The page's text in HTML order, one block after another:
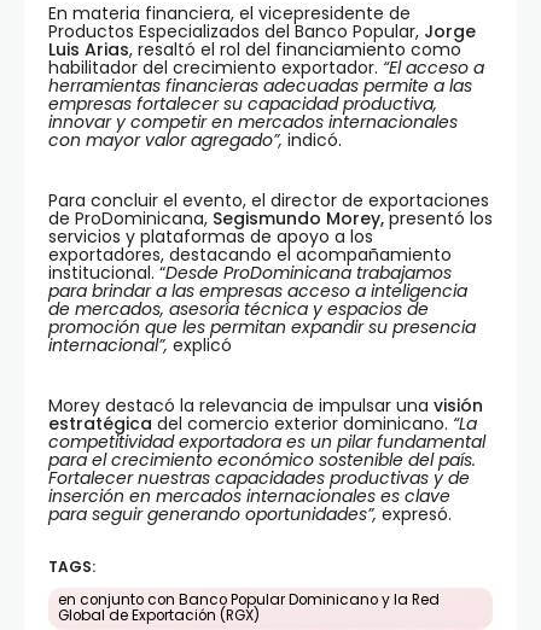
En materia financiera, el vicepresidente de
Productos Especializados del Banco Popular, Jorge
Luis Arias, resaltó el rol del financiamiento como
habilitador del crecimiento exportador. “El acceso a
herramientas financieras adecuadas permite a las
empresas fortalecer su capacidad productiva,
innovar y competir en mercados internacionales
con mayor valor agregado”, indicó.
Para concluir el evento, el director de exportaciones
de ProDominicana, Segismundo Morey,presentó los
servicios y plataformas de apoyo a los
exportadores, destacando el acompañamiento
institucional. “Desde ProDominicana trabajamos
para brindar a las empresas acceso a inteligencia
de mercados, asesoría técnica y espacios de
promoción que les permitan expandir su presencia
internacional”, explicó
Morey destacó la relevancia de impulsar una visión
estratégica del comercio exterior dominicano. “La
competitividad exportadora es un pilar fundamental
para el crecimiento económico sostenible del país.
Fortalecer nuestras capacidades productivas y de
inserción en mercados internacionales es clave
para seguir generando oportunidades”, expresó.
TAGS:
en conjunto con Banco Popular Dominicano y la Red
Global de Exportación (RGX)